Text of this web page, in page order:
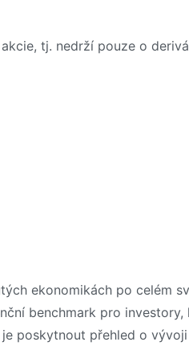
tj. nedrží pouze o
ekonomikách po celém
benchmark pro
poskytnout přehled o